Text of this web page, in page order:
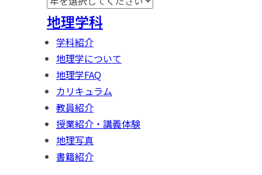
地理学科
学科紹介
地理学について
地理学FAQ
カリキュラム
教員紹介
授業紹介・講義体験
地理写真
書籍紹介